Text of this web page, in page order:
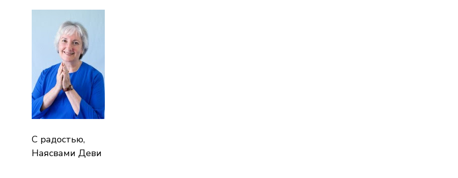
С радостью,
Наясвами Деви